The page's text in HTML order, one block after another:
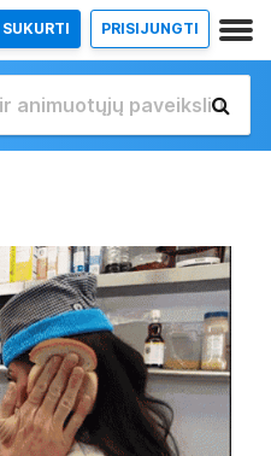
SUKURTI PRISIJUNGTI